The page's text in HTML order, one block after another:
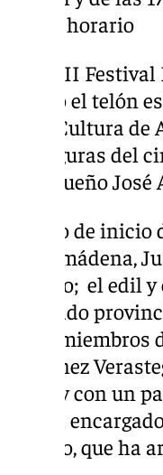
tramo horario
El XXIII
alzado el telón
de la Cultura
dos figuras del
malagueño
El acto de
Benalmádena,
Trujillo; el edil y
diputado
Pozo,
Martínez
tarde y con un
sido el
cómico, que ha